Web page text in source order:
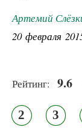
Артемий
20 февраля
Рейтинг: 9.6
2 3